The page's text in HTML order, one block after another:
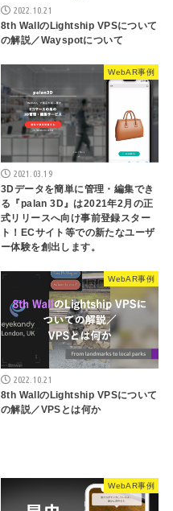
2022.10.21
8th WallのLightship VPSについて
の解説／Wayspotについて
WebAR事例
2021.03.19
3Dデータを簡単に管理・編集でき
る『palan 3D』は2021年2月の正
式リリースへ向け事前登録スター
ト！ECサイト等での新たなユーザ
ー体験を創出します。
WebAR事例
2022.10.21
8th WallのLightship VPSについて
の解説／VPSとは何か
WebAR事例